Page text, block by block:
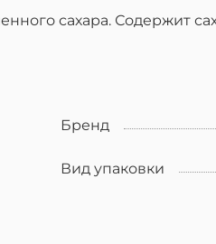
сахара. Содержит
Бренд
Вид упаковки